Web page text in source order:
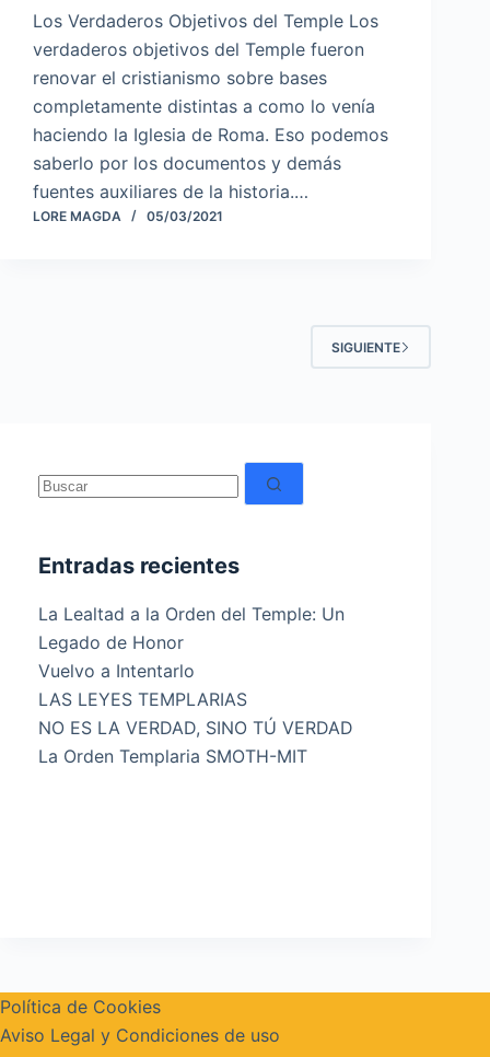
Los Verdaderos Objetivos del Temple Los
verdaderos objetivos del Temple fueron
renovar el cristianismo sobre bases
completamente distintas a como lo venía
haciendo la Iglesia de Roma. Eso podemos
saberlo por los documentos y demás
fuentes auxiliares de la historia.…
LORE MAGDA 05/03/2021
SIGUIENTE
Sin
resultados
Entradas recientes
La Lealtad a la Orden del Temple: Un
Legado de Honor
Vuelvo a Intentarlo
LAS LEYES TEMPLARIAS
NO ES LA VERDAD, SINO TÚ VERDAD
La Orden Templaria SMOTH-MIT
Política de Cookies
Aviso Legal y Condiciones de uso